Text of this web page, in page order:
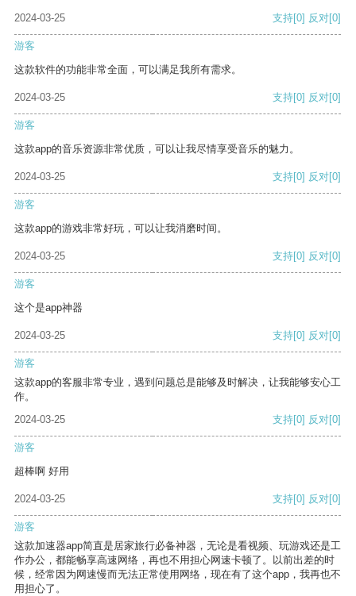
2024-03-25
支持[0] 反对[0]
游客
这款软件的功能非常全面，可以满足我所有需求。
2024-03-25 支持[0] 反对[0]
游客
这款app的音乐资源非常优质，可以让我尽情享受音乐的魅力。
2024-03-25 支持[0] 反对[0]
游客
这款app的游戏非常好玩，可以让我消磨时间。
2024-03-25 支持[0] 反对[0]
游客
这个是app神器
2024-03-25 支持[0] 反对[0]
游客
这款app的客服非常专业，遇到问题总是能够及时解决，让我能够安心工
作。
2024-03-25
支持[0] 反对[0]
游客
超棒啊 好用
2024-03-25 支持[0] 反对[0]
游客
这款加速器app简直是居家旅行必备神器，无论是看视频、玩游戏还是工
作办公，都能畅享高速网络，再也不用担心网速卡顿了。以前出差的时
候，经常因为网速慢而无法正常使用网络，现在有了这个app，我再也不
用担心了。